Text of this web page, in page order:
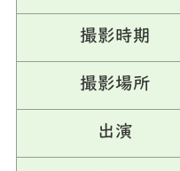
撮影時期
撮影場所
出演